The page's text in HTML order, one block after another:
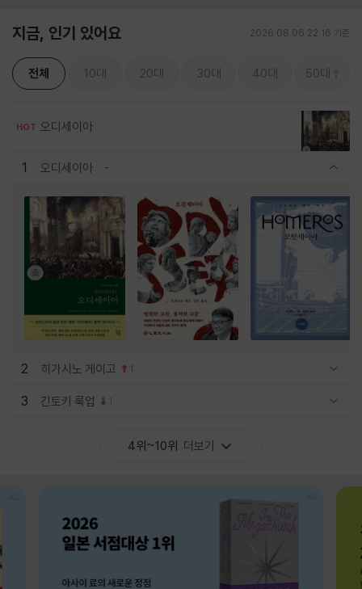
지금, 인기 있어요 2026.08.06 22:16 기준
전체 10대 20대 30대 40대 50대
HOT 오디세이아
1 오디세이아
2 히가시노 게이고 1
3 긴토키 룩업 1
4위~10위 더보기